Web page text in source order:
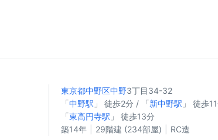
東京都中野区中野3丁目34-32
「中野駅 」 徒歩2分 / 「新中野駅 」 徒歩
「東高円寺駅 」 徒歩13分
築14年
29階建 (234部屋) RC造